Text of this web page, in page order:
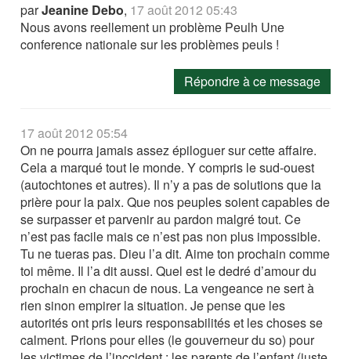
parJeanine Debo, 17 août 2012 05:43
Nous avons reellement un problème Peulh Une
conference nationale sur les problèmes peuls !
Répondre à ce message
17 août 2012 05:54
On ne pourra jamais assez épiloguer sur cette affaire.
Cela a marqué tout le monde. Y compris le sud-ouest
(autochtones et autres). Il n’y a pas de solutions que la
prière pour la paix. Que nos peuples soient capables de
se surpasser et parvenir au pardon malgré tout. Ce
n’est pas facile mais ce n’est pas non plus impossible.
Tu ne tueras pas. Dieu l’a dit. Aime ton prochain comme
toi même. Il l’a dit aussi. Quel est le dedré d’amour du
prochain en chacun de nous. La vengeance ne sert à
rien sinon empirer la situation. Je pense que les
autorités ont pris leurs responsabilités et les choses se
calment. Prions pour elles (le gouverneur du so) pour